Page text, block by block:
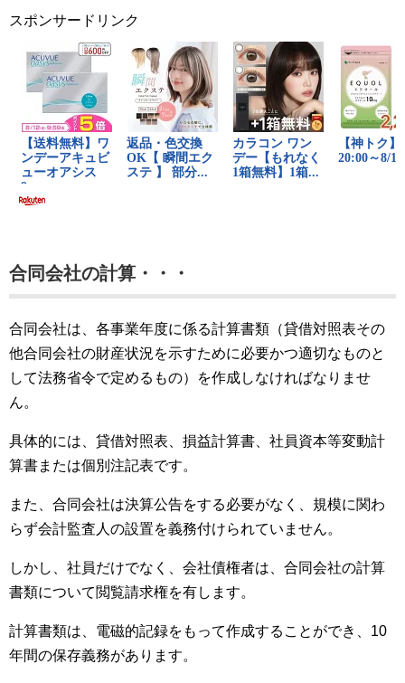
スポンサードリンク
合同会社の計算・・・
合同会社は、各事業年度に係る計算書類（貸借対照表その
他合同会社の財産状況を示すために必要かつ適切なものと
して法務省令で定めるもの）を作成しなければなりませ
ん。
具体的には、貸借対照表、損益計算書、社員資本等変動計
算書または個別注記表です。
また、合同会社は決算公告をする必要がなく、規模に関わ
らず会計監査人の設置を義務付けられていません。
しかし、社員だけでなく、会社債権者は、合同会社の計算
書類について閲覧請求権を有します。
計算書類は、電磁的記録をもって作成することができ、10
年間の保存義務があります。